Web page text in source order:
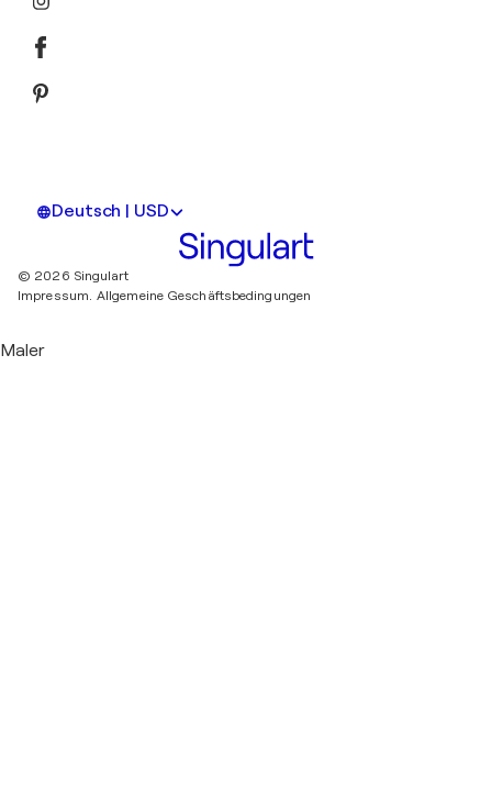
Deutsch | USD
© 2026 Singulart
Impressum. Allgemeine Geschäftsbedingungen
Maler